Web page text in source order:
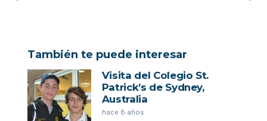
También te puede interesar
Visita del Colegio St.
Patrick’s de Sydney,
Australia
hace 8 años